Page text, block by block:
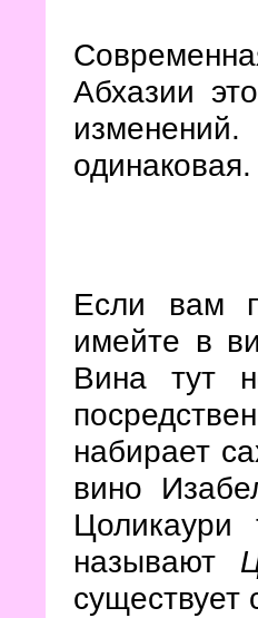
Абхазии
одинаковая.
Если вам
имейте в
Вина тут
набирает
вино
Цоликаури
называют